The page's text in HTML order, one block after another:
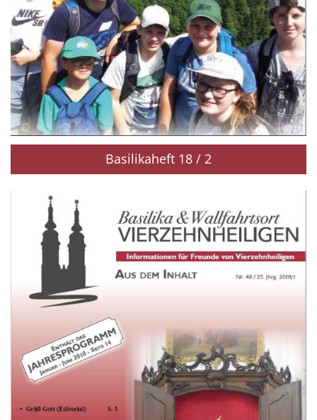
Basilikaheft 18 / 2